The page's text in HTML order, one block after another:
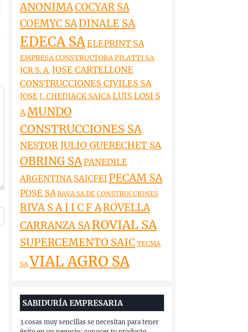
ANONIMACOCYAR SA
COEMYC SADINALE SA
EDECA SAELEPRINT SA
EMPRESA CONSTRUCTORA PILATTI SA
JCR S. A.JOSE CARTELLONE
CONSTRUCCIONES CIVILES SA
JOSE J. CHEDIACK SAICALUIS LOSI S
AMUNDO
CONSTRUCCIONES SA
NESTOR JULIO GUERECHET SA
OBRING SAPANEDILE
ARGENTINA SAICFEI PECAM SA
POSE SARAVA SA DE CONSTRUCCIONES
RIVA S A I I C F AROVELLA
CARRANZA SAROVIAL SA
SUPERCEMENTO SAIC TECMA
SAVIAL AGRO SA
SABIDURÍA EMPRESARIA
3 cosas muy sencillas se necesitan para tener